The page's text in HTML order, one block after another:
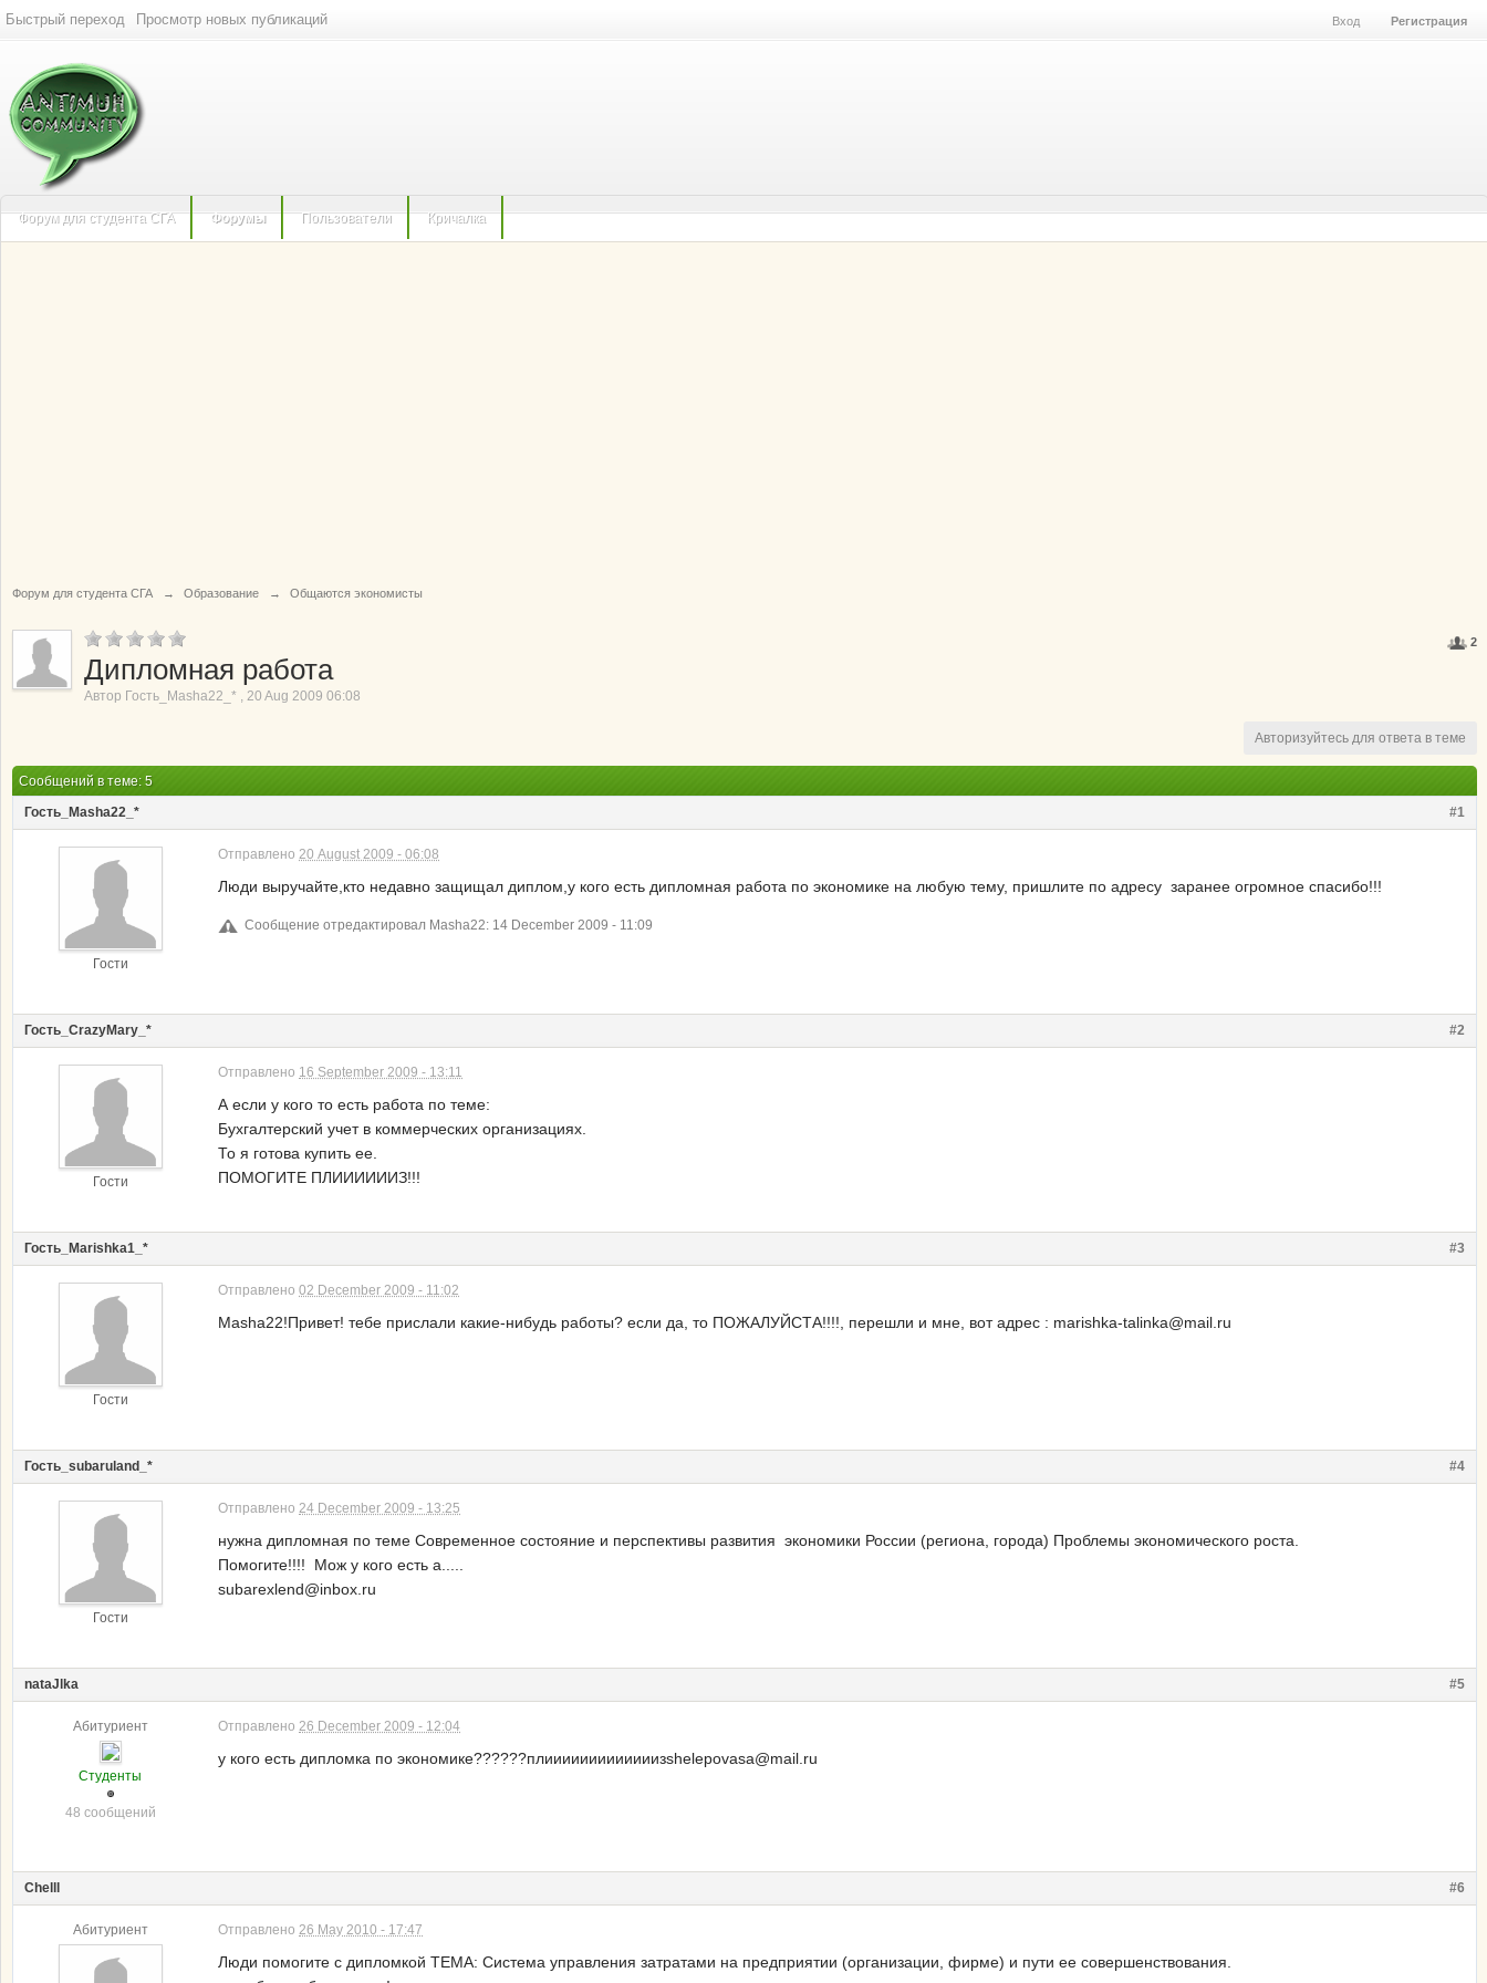
Быстрый переход Просмотр новых публикаций Вход Регистрация
Форум для студента СГА Форумы Пользователи Кричалка
Форум для студента СГА → Образование → Общаются экономисты
2
Дипломная работа
Автор Гость_Masha22_* , 20 Aug 2009 06:08
Авторизуйтесь для ответа в теме
Сообщений в теме: 5
#1
Гость_Masha22_*
Гости
Отправлено 20 August 2009 - 06:08
Люди выручайте,кто недавно защищал диплом,у кого есть дипломная работа по экономике на любую тему, пришлите по адресу заранее огромное спасибо!!!
Сообщение отредактировал Masha22: 14 December 2009 - 11:09
#2
Гость_CrazyMary_*
Гости
Отправлено 16 September 2009 - 13:11
А если у кого то есть работа по теме:
Бухгалтерский учет в коммерческих организациях.
То я готова купить ее.
ПОМОГИТЕ ПЛИИИИИИЗ!!!
#3
Гость_Marishka1_*
Гости
Отправлено 02 December 2009 - 11:02
Masha22!Привет! тебе прислали какие-нибудь работы? если да, то ПОЖАЛУЙСТА!!!!, перешли и мне, вот адрес : marishka-talinka@mail.ru
#4
Гость_subaruland_*
Гости
Отправлено 24 December 2009 - 13:25
нужна дипломная по теме Современное состояние и перспективы развития экономики России (региона, города) Проблемы экономического роста.
Помогите!!!! Мож у кого есть а.....
subarexlend@inbox.ru
#5
nataJlka
Абитуриент
Студенты
48 сообщений
Отправлено 26 December 2009 - 12:04
у кого есть дипломка по экономике??????плииииииииииииизshelepovasa@mail.ru
#6
Chelll
Абитуриент Отправлено 26 May 2010 - 17:47
Люди помогите с дипломкой ТЕМА: Система управления затратами на предприятии (организации, фирме) и пути ее совершенствования.